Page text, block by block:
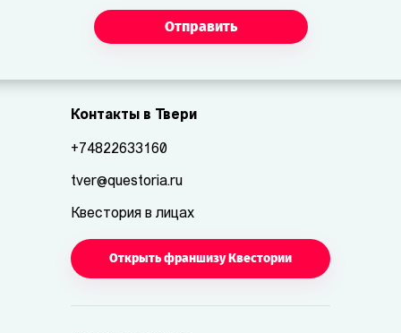
Отправить
Контакты в Твери
+74822633160
tver@questoria.ru
Квестория в лицах
Открыть франшизу Квестории